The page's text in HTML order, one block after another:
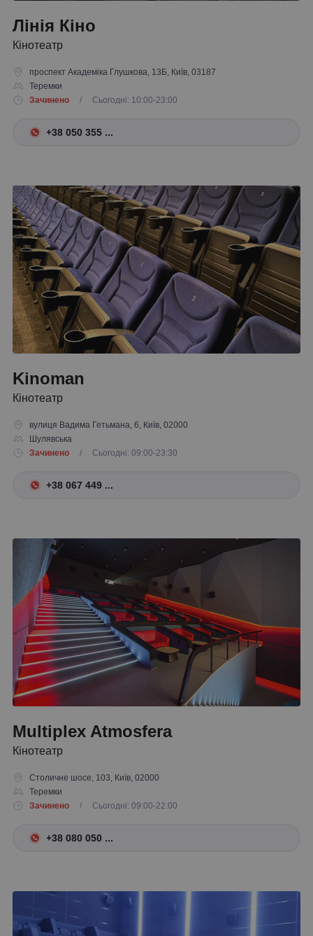
Лінія Кіно
Кінотеатр
проспект Академіка Глушкова, 13Б, Київ, 03187
Теремки
Зачинено
/ Сьогодні: 10:00-23:00
+38 050 355 ...
Kinoman
Кінотеатр
вулиця Вадима Гетьмана, 6, Київ, 02000
Шулявська
Зачинено
/ Сьогодні: 09:00-23:30
+38 067 449 ...
Multiplex Atmosfera
Кінотеатр
Столичне шосе, 103, Київ, 02000
Теремки
Зачинено
/ Сьогодні: 09:00-22:00
+38 080 050 ...